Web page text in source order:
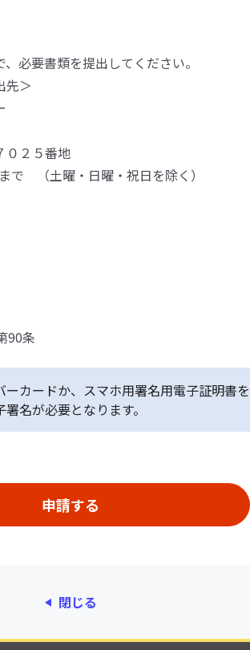
必要書類を提出してください。
先＞
０２５番地
で （土曜・日曜・祝日を除く）
90条
カードか、スマホ用署名用電子証明書
名が必要となります。
閉じる